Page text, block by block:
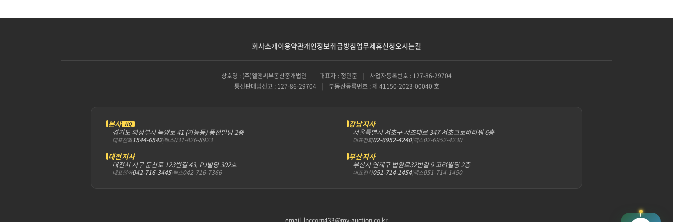
회사소개이용약관개인정보취급방침업무제휴신청오시는길
상호명 : (주)엘앤씨부동산중개법인 | 대표자 : 정민준 |
사업자등록번호 : 127-86-29704
통신판매업신고 : 127-86-29704
| 부동산등록번호 : 제 41150-2023-00040 호
본사 HQ
경기도 의정부시 녹양로 41 (가능동) 풍전빌딩 2층
대표전화1544-6542|팩스031-826-8923
강남지사
서울특별시 서초구 서초대로 347 서초크로바타워 6층
대표전화02-6952-4240|팩스02-6952-4230
대전지사
대전시 서구 둔산로 123번길 43, PJ빌딩 302호
대표전화042-716-3445|팩스042-716-7366
부산지사
부산시 연제구 법원로32번길 9 고려빌딩 2층
대표전화051-714-1454|팩스051-714-1450